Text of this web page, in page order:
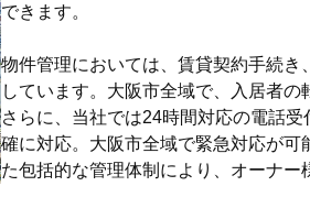
できます。
物件管理においては、賃貸契約手続き
しています。大阪市全域で、入居者
さらに、当社では24時間対応の電話
確に対応。大阪市全域で緊急対応が
た包括的な管理体制により、オーナー